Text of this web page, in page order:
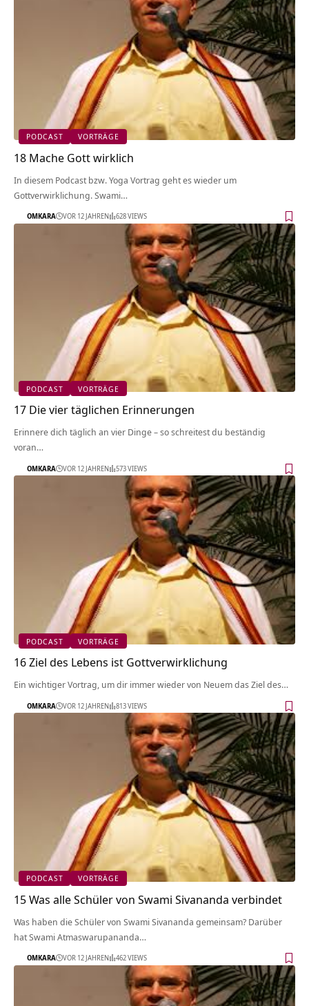
PODCAST VORTRÄGE
18 Mache Gott wirklich
In diesem Podcast bzw. Yoga Vortrag geht es wieder um
Gottverwirklichung. Swami…
OMKARA VOR 12 JAHREN 628 VIEWS
PODCAST VORTRÄGE
17 Die vier täglichen Erinnerungen
Erinnere dich täglich an vier Dinge – so schreitest du beständig
voran…
OMKARA VOR 12 JAHREN 573 VIEWS
PODCAST VORTRÄGE
16 Ziel des Lebens ist Gottverwirklichung
Ein wichtiger Vortrag, um dir immer wieder von Neuem das Ziel des…
OMKARA VOR 12 JAHREN 813 VIEWS
PODCAST VORTRÄGE
15 Was alle Schüler von Swami Sivananda verbindet
Was haben die Schüler von Swami Sivananda gemeinsam? Darüber
hat Swami Atmaswarupananda…
OMKARA VOR 12 JAHREN 462 VIEWS